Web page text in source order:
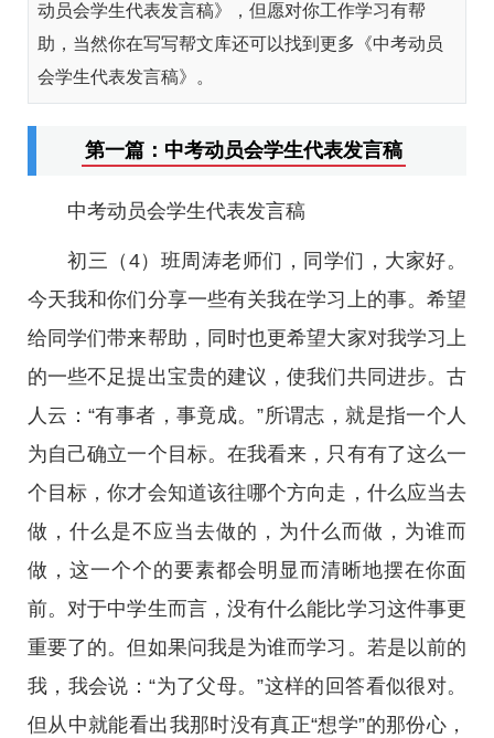
动员会学生代表发言稿》，但愿对你工作学习有帮
助，当然你在写写帮文库还可以找到更多《中考动员
会学生代表发言稿》。
第一篇：中考动员会学生代表发言稿
中考动员会学生代表发言稿
初三（4）班周涛老师们，同学们，大家好。
今天我和你们分享一些有关我在学习上的事。希望
给同学们带来帮助，同时也更希望大家对我学习上
的一些不足提出宝贵的建议，使我们共同进步。古
人云：“有事者，事竟成。”所谓志，就是指一个人
为自己确立一个目标。在我看来，只有有了这么一
个目标，你才会知道该往哪个方向走，什么应当去
做，什么是不应当去做的，为什么而做，为谁而
做，这一个个的要素都会明显而清晰地摆在你面
前。对于中学生而言，没有什么能比学习这件事更
重要了的。但如果问我是为谁而学习。若是以前的
我，我会说：“为了父母。”这样的回答看似很对。
但从中就能看出我那时没有真正“想学”的那份心，